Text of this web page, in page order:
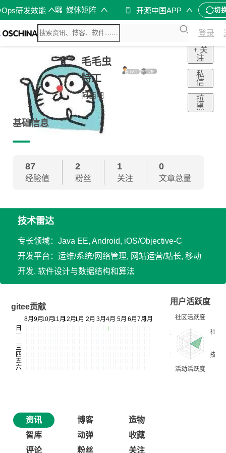
研发效能 媒体矩阵 开源中国APP 切
登录
毛毛虫
特工
阿西吧
+ 关
注
私
信
拉
黑
基础信息
87
经验值
2
粉丝
1
关注
0
文章总量
技术雷达
专长领域：Java EE, Android, iOS/Objective-C
开发平台：运维/系统/网络管理, 网站运营/站长, 移动
开发, 软件设计与数据结构和算法
gitee贡献
用户活跃度
资讯 博客
造物
智库
动弹
收藏
评论
粉丝 关注